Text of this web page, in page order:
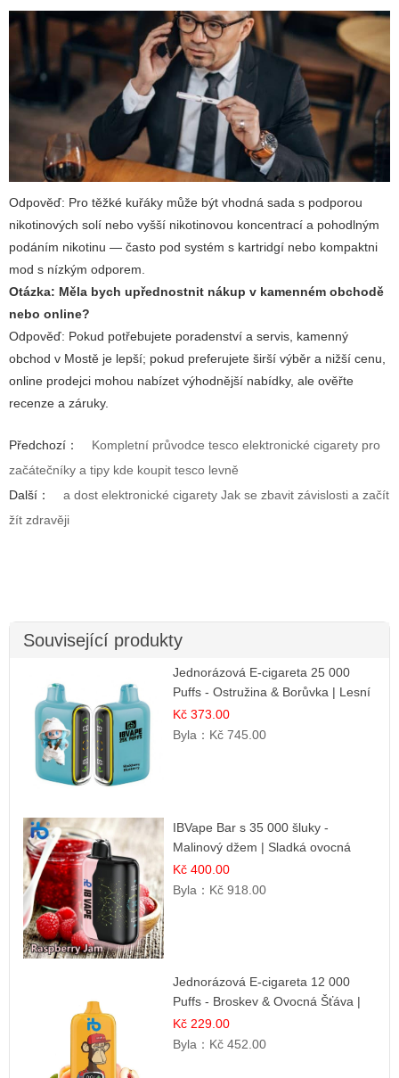
Odpověď: Pro těžké kuřáky může být vhodná sada s podporou
nikotinových solí nebo vyšší nikotinovou koncentrací a pohodlným
podáním nikotinu — často pod systém s kartridgí nebo kompaktni
mod s nízkým odporem.
Otázka: Měla bych upřednostnit nákup v kamenném obchodě
nebo online?
Odpověď: Pokud potřebujete poradenství a servis, kamenný
obchod v Mostě je lepší; pokud preferujete širší výběr a nižší cenu,
online prodejci mohou nabízet výhodnější nabídky, ale ověřte
recenze a záruky.
Předchozí：
Kompletní průvodce tesco elektronické cigarety pro
začátečníky a tipy kde koupit tesco levně
Další：
a dost elektronické cigarety Jak se zbavit závislosti a začít
žít zdravěji
Související produkty
Jednorázová E-cigareta 25 000
Puffs - Ostružina & Borůvka | Lesní
ovocná směs
Kč 373.00
Byla： Kč 745.00
IBVape Bar s 35 000 šluky -
Malinový džem | Sladká ovocná
příchuť
Kč 400.00
Byla： Kč 918.00
Jednorázová E-cigareta 12 000
Puffs - Broskev & Ovocná Šťáva |
Osvěžující ovocná směs
Kč 229.00
Byla： Kč 452.00